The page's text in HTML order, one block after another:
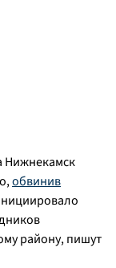
Нижнекамск
обвинив
району, пишут